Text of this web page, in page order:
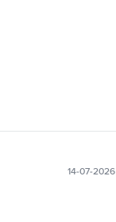
14-07-2026